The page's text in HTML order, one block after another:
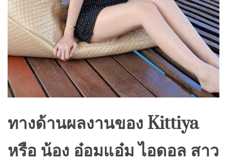
ทางด้านผลงานของ Kittiya
หรือ น้อง อ๋อมแอ๋ม ไอดอล สาว